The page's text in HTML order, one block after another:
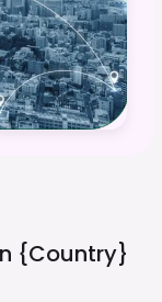
{country}